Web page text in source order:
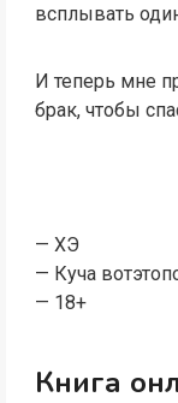
всплывать
И теперь мне
брак, чтобы
— ХЭ
— Куча
— 18+
Книга